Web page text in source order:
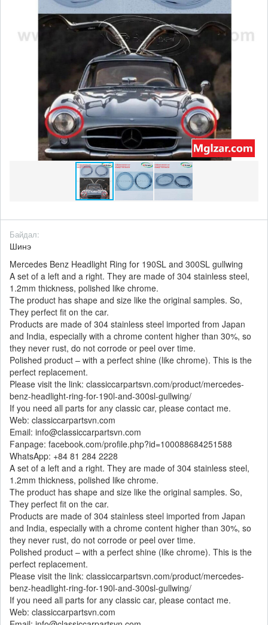
Байдал:
Шинэ
Mercedes Benz Headlight Ring for 190SL and 300SL gullwing
A set of a left and a right. They are made of 304 stainless steel,
1.2mm thickness, polished like chrome.
The product has shape and size like the original samples. So,
They perfect fit on the car.
Products are made of 304 stainless steel imported from Japan
and India, especially with a chrome content higher than 30%, so
they never rust, do not corrode or peel over time.
Polished product – with a perfect shine (like chrome). This is the
perfect replacement.
Please visit the link: classiccarpartsvn.com/product/mercedes-
benz-headlight-ring-for-190l-and-300sl-gullwing/
If you need all parts for any classic car, please contact me.
Web: classiccarpartsvn.com
Email: info@classiccarpartsvn.com
Fanpage: facebook.com/profile.php?id=100088684251588
WhatsApp: +84 81 284 2228
A set of a left and a right. They are made of 304 stainless steel,
1.2mm thickness, polished like chrome.
The product has shape and size like the original samples. So,
They perfect fit on the car.
Products are made of 304 stainless steel imported from Japan
and India, especially with a chrome content higher than 30%, so
they never rust, do not corrode or peel over time.
Polished product – with a perfect shine (like chrome). This is the
perfect replacement.
Please visit the link: classiccarpartsvn.com/product/mercedes-
benz-headlight-ring-for-190l-and-300sl-gullwing/
If you need all parts for any classic car, please contact me.
Web: classiccarpartsvn.com